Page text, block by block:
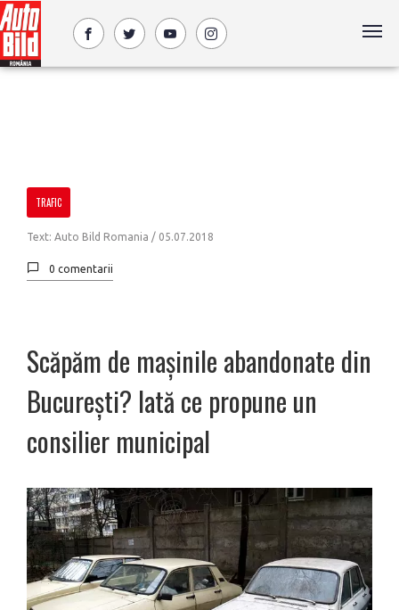
TRAFIC
Text: Auto Bild Romania / 05.07.2018
0 comentarii
Scăpăm de mașinile abandonate din
București? Iată ce propune un
consilier municipal